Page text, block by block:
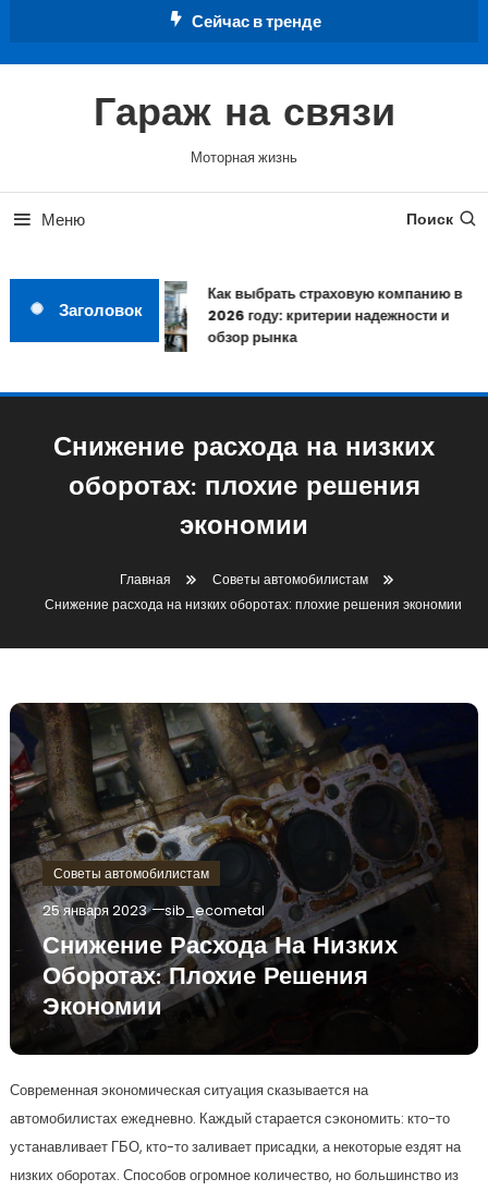
Сейчас в тренде
Гараж на связи
Моторная жизнь
Меню Поиск
Заголовок
Как выбрать страховую компанию в
2026 году: критерии надежности и
обзор рынка
Снижение расхода на низких
оборотах: плохие решения
экономии
Главная
Советы автомобилистам
Снижение расхода на низких оборотах: плохие решения экономии
Советы автомобилистам
25 января 2023 sib_ecometal
Снижение Расхода На Низких
Оборотах: Плохие Решения
Экономии
Современная экономическая ситуация сказывается на
автомобилистах ежедневно. Каждый старается сэкономить: кто-то
устанавливает ГБО, кто-то заливает присадки, а некоторые ездят на
низких оборотах. Способов огромное количество, но большинство из